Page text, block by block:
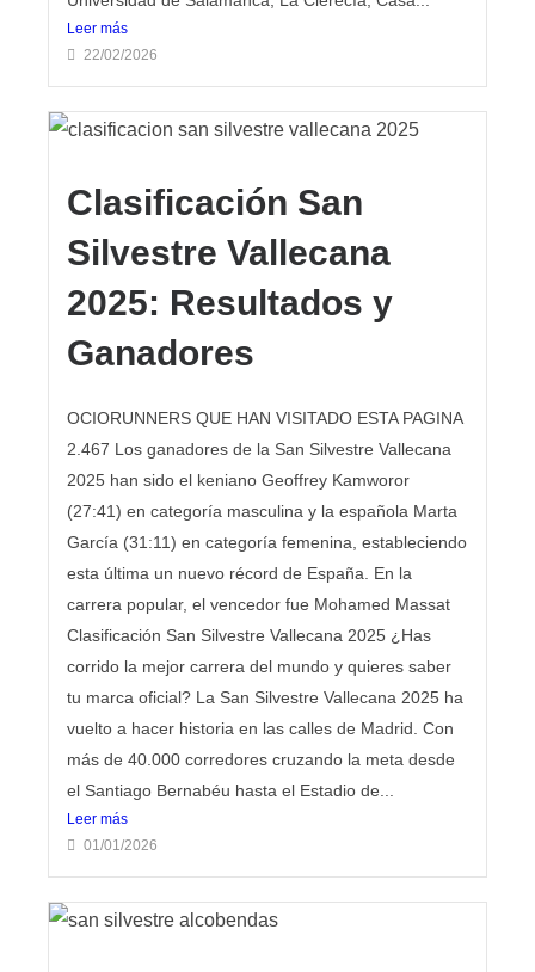
Leer más
22/02/2026
Clasificación San
Silvestre Vallecana
2025: Resultados y
Ganadores
OCIORUNNERS QUE HAN VISITADO ESTA PAGINA
2.467 Los ganadores de la San Silvestre Vallecana
2025 han sido el keniano Geoffrey Kamworor
(27:41) en categoría masculina y la española Marta
García (31:11) en categoría femenina, estableciendo
esta última un nuevo récord de España. En la
carrera popular, el vencedor fue Mohamed Massat
Clasificación San Silvestre Vallecana 2025 ¿Has
corrido la mejor carrera del mundo y quieres saber
tu marca oficial? La San Silvestre Vallecana 2025 ha
vuelto a hacer historia en las calles de Madrid. Con
más de 40.000 corredores cruzando la meta desde
el Santiago Bernabéu hasta el Estadio de...
Leer más
01/01/2026